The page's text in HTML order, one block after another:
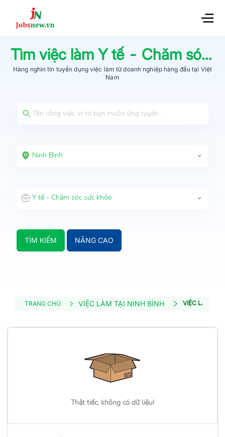
Tìm việc làmY tế - Chăm sóc sức khỏe
Hàng nghìn tin tuyển dụng việc làm từdoanh nghiệp hàng đầu tại Việt
Nam
Ninh Bình
Y tế - Chăm sóc sức khỏe
TÌM KIẾM NÂNG CAO
TRANG CHỦ VIỆC LÀM TẠI NINH BÌNH VIỆC LÀM Y
Thật tiếc, không có dữ liệu!